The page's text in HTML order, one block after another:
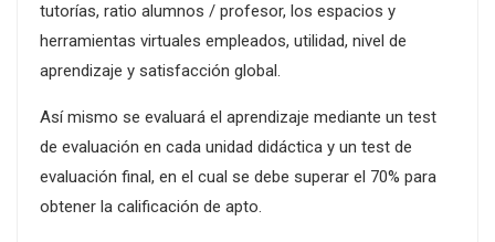
tutorías, ratio alumnos / profesor, los espacios y
herramientas virtuales empleados, utilidad, nivel de
aprendizaje y satisfacción global.
Así mismo se evaluará el aprendizaje mediante un test
de evaluación en cada unidad didáctica y un test de
evaluación final, en el cual se debe superar el 70% para
obtener la calificación de apto.